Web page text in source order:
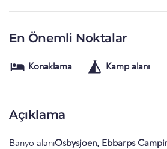
En Önemli Noktalar
Konaklama Kamp alanı
Açıklama
Banyo alanıOsbysjoen, Ebbarps